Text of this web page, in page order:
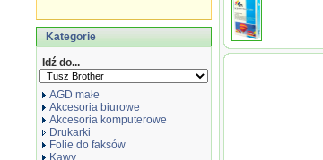
Kategorie
Idź do...
AGD małe
Akcesoria biurowe
Akcesoria komputerowe
Drukarki
Folie do faksów
Kawy